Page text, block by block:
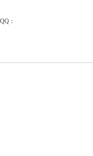
QQ：